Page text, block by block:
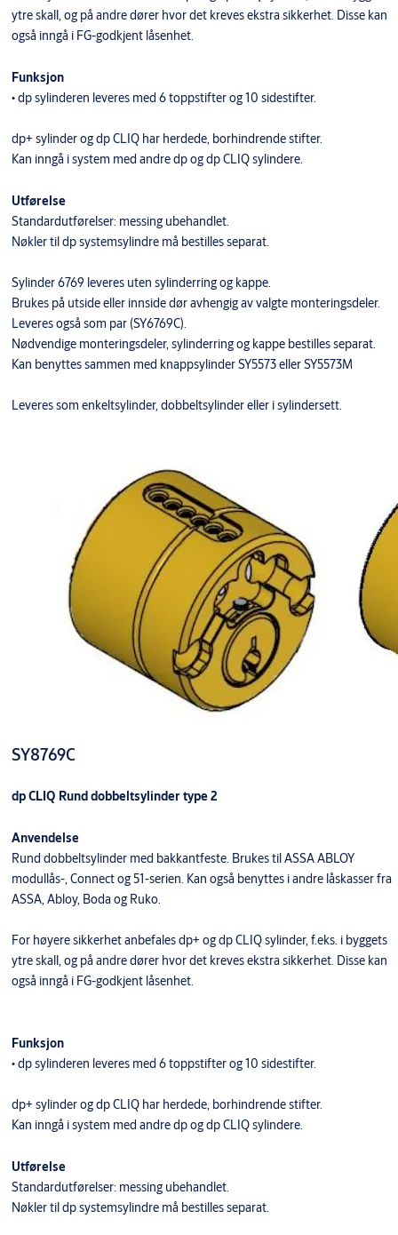
ytre skall, og på andre dører hvor det kreves ekstra sikkerhet. Disse kan
også inngå i FG-godkjent låsenhet.
Funksjon
• dp sylinderen leveres med 6 toppstifter og 10 sidestifter.
dp+ sylinder og dp CLIQ har herdede, borhindrende stifter.
Kan inngå i system med andre dp og dp CLIQ sylindere.
Utførelse
Standardutførelser: messing ubehandlet.
Nøkler til dp systemsylindre må bestilles separat.
Sylinder 6769 leveres uten sylinderring og kappe.
Brukes på utside eller innside dør avhengig av valgte monteringsdeler.
Leveres også som par (SY6769C).
Nødvendige monteringsdeler, sylinderring og kappe bestilles separat.
Kan benyttes sammen med knappsylinder SY5573 eller SY5573M
Leveres som enkeltsylinder, dobbeltsylinder eller i sylindersett.
SY8769C
dp CLIQ Rund dobbeltsylinder type 2
Anvendelse
Rund dobbeltsylinder med bakkantfeste. Brukes til ASSA ABLOY
modullås-, Connect og 51-serien. Kan også benyttes i andre låskasser fra
ASSA, Abloy, Boda og Ruko.
For høyere sikkerhet anbefales dp+ og dp CLIQ sylinder, f.eks. i byggets
ytre skall, og på andre dører hvor det kreves ekstra sikkerhet. Disse kan
også inngå i FG-godkjent låsenhet.
Funksjon
• dp sylinderen leveres med 6 toppstifter og 10 sidestifter.
dp+ sylinder og dp CLIQ har herdede, borhindrende stifter.
Kan inngå i system med andre dp og dp CLIQ sylindere.
Utførelse
Standardutførelser: messing ubehandlet.
Nøkler til dp systemsylindre må bestilles separat.